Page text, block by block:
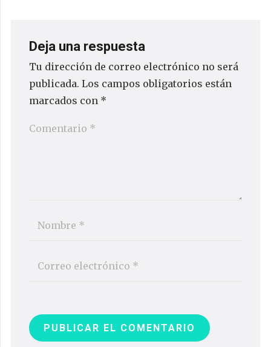
Deja una respuesta
Tu dirección de correo electrónico no será
publicada. Los campos obligatorios están
marcados con *
PUBLICAR EL COMENTARIO